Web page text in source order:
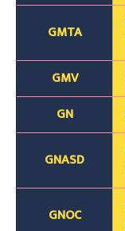
GMTA
GMV
GN
GNASD
GNOC